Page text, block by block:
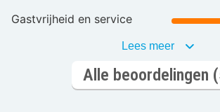
Gastvrijheid en service
Lees meer
Alle beoordelingen